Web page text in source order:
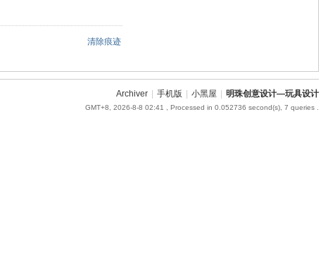
清除痕迹
Archiver 手机版 小黑屋 明珠创意设计—玩具设计
GMT+8, 2026-8-8 02:41 , Processed in 0.052736 second(s), 7 queries .